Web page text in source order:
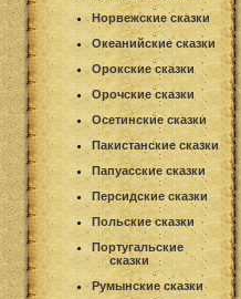
Норвежские сказки
Океанийские сказки
Орокские сказки
Орочские сказки
Осетинские сказки
Пакистанские сказки
Папуасские сказки
Персидские сказки
Польские сказки
Португальские
сказки
Румынские сказки